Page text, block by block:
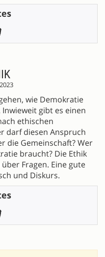
wie Demokratie
gibt es einen
ethischen
darf diesen Anspruch
die Gemeinschaft? Wer
braucht? Die Ethik
Fragen. Eine gute
und Diskurs.